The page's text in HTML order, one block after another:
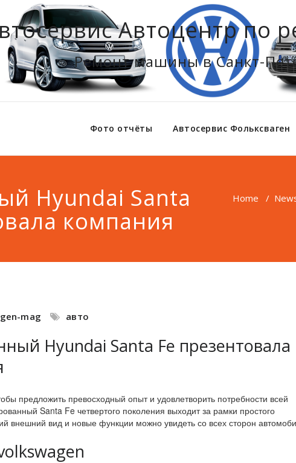
Автоцентр по
Ремонт машины в Санкт-
Фото отчёты Автосервис Фольксваген
Hyundai Santa
компания
Home /
mag авто
Hyundai Santa Fe презентовала
предложить превосходный опыт и удовлетворить потребности всей
Santa Fe четвертого поколения выходит за рамки простого
внешний вид и новые функции можно увидеть со всех сторон